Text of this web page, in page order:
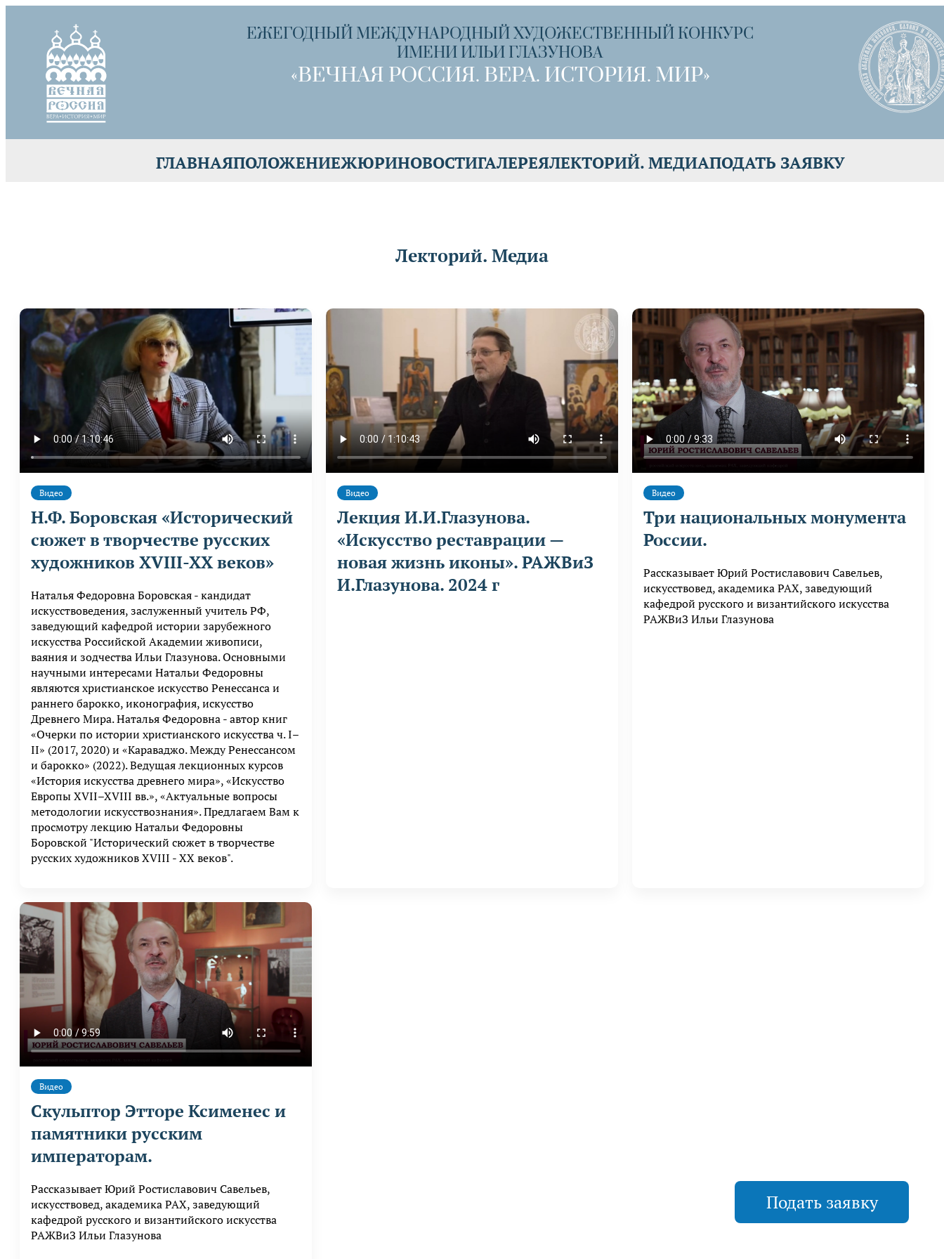
ЕЖЕГОДНЫЙ МЕЖДУНАРОДНЫЙ ХУДОЖЕСТВЕННЫЙ КОНКУРС
ИМЕНИ ИЛЬИ ГЛАЗУНОВА
«ВЕЧНАЯ РОССИЯ. ВЕРА. ИСТОРИЯ. МИР»
ГЛАВНАЯПОЛОЖЕНИЕЖЮРИНОВОСТИГАЛЕРЕЯЛЕКТОРИЙ. МЕДИАПОДАТЬ ЗАЯВКУ
Лекторий. Медиа
Видео
Н.Ф. Боровская «Исторический
сюжет в творчестве русских
художников XVIII-XX веков»
Наталья Федоровна Боровская - кандидат
искусствоведения, заслуженный учитель РФ,
заведующий кафедрой истории зарубежного
искусства Российской Академии живописи,
ваяния и зодчества Ильи Глазунова. Основными
научными интересами Натальи Федоровны
являются христианское искусство Ренессанса и
раннего барокко, иконография, искусство
Древнего Мира. Наталья Федоровна - автор книг
«Очерки по истории христианского искусства ч. I–
II» (2017, 2020) и «Караваджо. Между Ренессансом
и барокко» (2022). Ведущая лекционных курсов
«История искусства древнего мира», «Искусство
Европы XVII–XVIII вв.», «Актуальные вопросы
методологии искусствознания». Предлагаем Вам к
просмотру лекцию Натальи Федоровны
Боровской "Исторический сюжет в творчестве
русских художников XVIII - XX веков".
Видео
Лекция И.И.Глазунова.
«Искусство реставрации —
новая жизнь иконы». РАЖВиЗ
И.Глазунова. 2024 г
Видео
Три национальных монумента
России.
Рассказывает Юрий Ростиславович Савельев,
искусствовед, академика РАХ, заведующий
кафедрой русского и византийского искусства
РАЖВиЗ Ильи Глазунова
Видео
Скульптор Этторе Ксименес и
памятники русским
императорам.
Рассказывает Юрий Ростиславович Савельев,
искусствовед, академика РАХ, заведующий
кафедрой русского и византийского искусства
РАЖВиЗ Ильи Глазунова
Подать заявку